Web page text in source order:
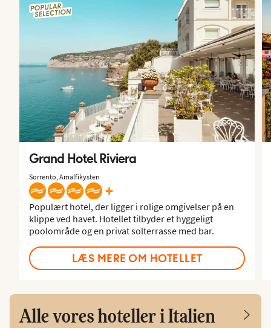
Grand Hotel Riviera
Sorrento, Amalfikysten
+
Populært hotel, der ligger i rolige omgivelser på en
klippe ved havet. Hotellet tilbyder et hyggeligt
poolområde og en privat solterrasse med bar.
LÆS MERE OM HOTELLET
Alle vores hoteller i Italien